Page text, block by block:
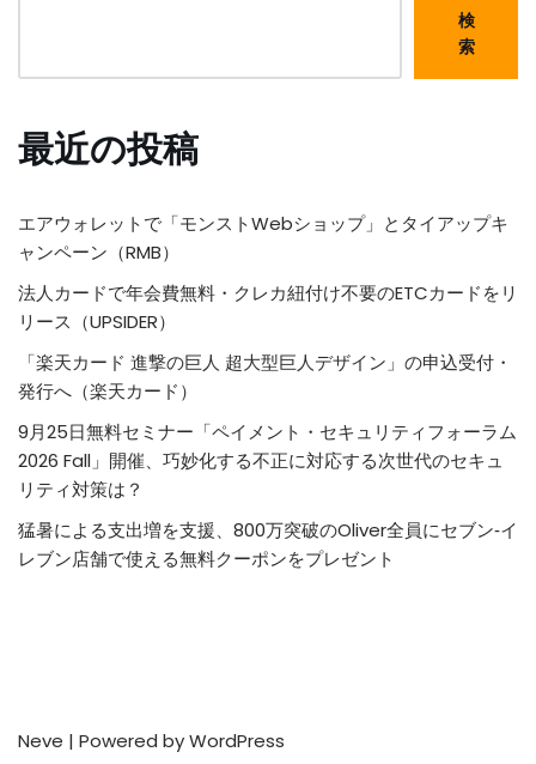
検
索
最近の投稿
エアウォレットで「モンストWebショップ」とタイアップキ
ャンペーン（RMB）
法人カードで年会費無料・クレカ紐付け不要のETCカードをリ
リース（UPSIDER）
「楽天カード 進撃の巨人 超大型巨人デザイン」の申込受付・
発行へ（楽天カード）
9月25日無料セミナー「ペイメント・セキュリティフォーラム
2026 Fall」開催、巧妙化する不正に対応する次世代のセキュ
リティ対策は？
猛暑による支出増を支援、800万突破のOliver全員にセブン‐イ
レブン店舗で使える無料クーポンをプレゼント
Neve | Powered byWordPress